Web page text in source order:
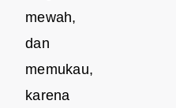
mewah,
dan
memukau,
karena